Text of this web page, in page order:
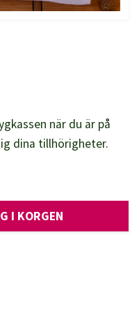
när du är på
dina tillhörigheter.
I KORGEN